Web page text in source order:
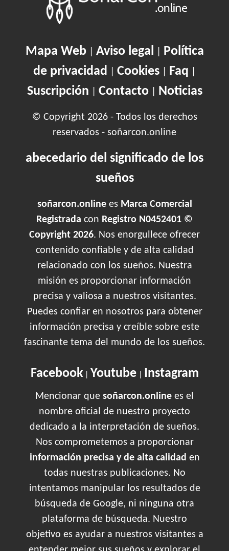
Mapa Web| Aviso legal
Política
de privacidad
Cookies Faq
Suscripción Contacto| Noticias
© Copyright 2026 - Todos los derechos
reservados - soñarcon.online
abecedario del significado de los
sueños
soñarcon.onlinees Marca Comercial
Registrada con Registro N0452401 ©
Copyright 2026. Nos enorgullece ofrecer
contenido confiable y de alta calidad
relacionado con los sueños. Nuestra
misión es proporcionar información
precisa y valiosa a nuestros visitantes.
Puedes confiar en nosotros para obtener
información precisa y creíble sobre este
fascinante tema del mundo de los sueños.
Facebook| Youtube| Instagram
Mencionar que soñarcon.online es el
nombre oficial de nuestro proyecto
dedicado a la interpretación de sueños.
Nos comprometemos a proporcionar
información precisa y de alta calidad en
todas nuestras publicaciones. No
intentamos manipular los resultados de
búsqueda de Google, ni ninguna otra
plataforma de búsqueda. Nuestro
objetivo es ayudar a nuestros visitantes a